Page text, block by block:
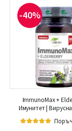
-40%
ImmunoMax +
Имунитет |